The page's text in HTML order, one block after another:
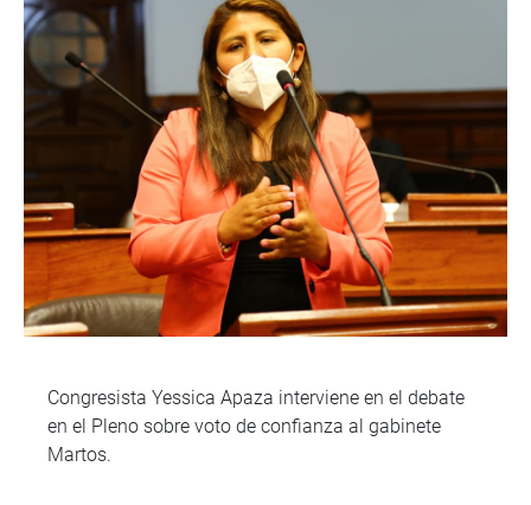
Congresista Yessica Apaza interviene en el debate
en el Pleno sobre voto de confianza al gabinete
Martos.